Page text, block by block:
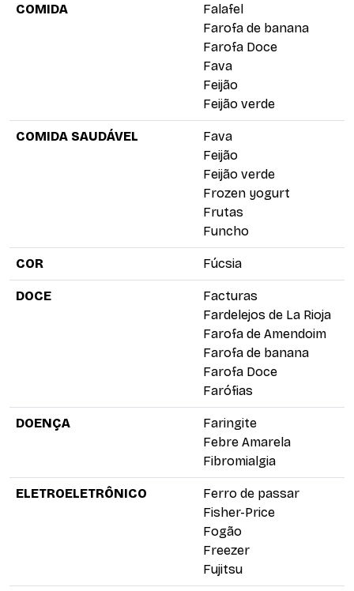
COMIDA
Falafel
Farofa de banana
Farofa Doce
Fava
Feijão
Feijão verde
COMIDA SAUDÁVEL
Fava
Feijão
Feijão verde
Frozen yogurt
Frutas
Funcho
COR Fúcsia
DOCE
Facturas
Fardelejos de La Rioja
Farofa de Amendoim
Farofa de banana
Farofa Doce
Farófias
DOENÇA
Faringite
Febre Amarela
Fibromialgia
ELETROELETRÔNICO
Ferro de passar
Fisher-Price
Fogão
Freezer
Fujitsu